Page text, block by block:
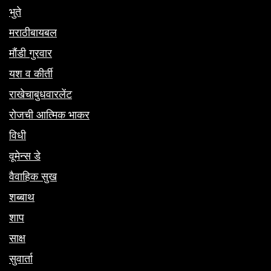
भुते
मराठीबायबल
मौंडी गुरवार
यश व कीर्ती
राखेचाबुधवारलेंट
रोजची आत्मिक भाकर
विधी
वूमेन्स डे
वैवाहिक सुख
शब्बाथ
शाप
साक्ष
सुवार्ता